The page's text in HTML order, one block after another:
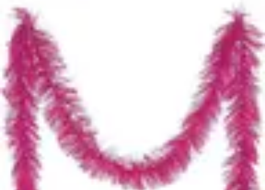
Déguisements Frayeurs
Idées de Déguisements
astuces Inspiration
Déguisements Frayeurs